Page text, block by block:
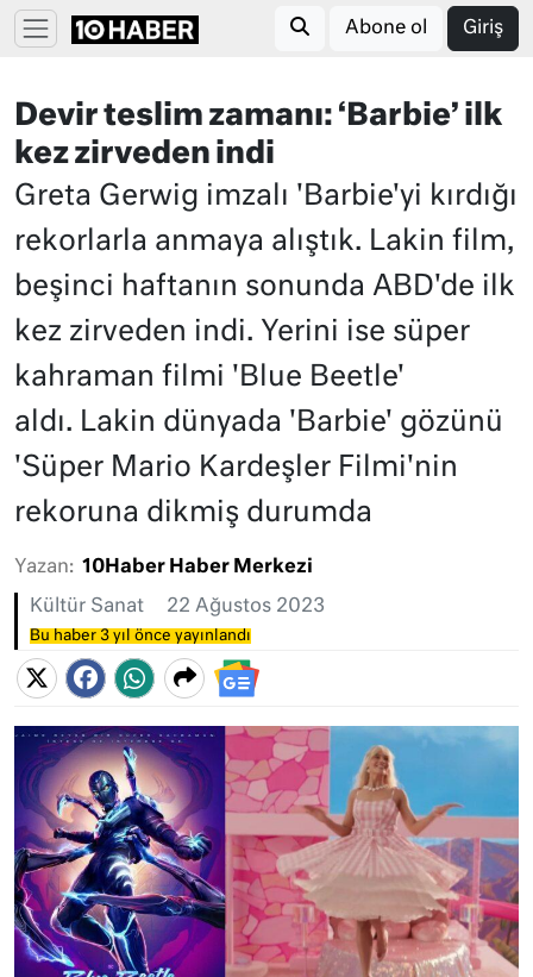
Abone ol Giriş
Devir teslim zamanı: ‘Barbie’ ilk
kez zirveden indi
Greta Gerwig imzalı 'Barbie'yi kırdığı
rekorlarla anmaya alıştık. Lakin film,
beşinci haftanın sonunda ABD'de ilk
kez zirveden indi. Yerini ise süper
kahraman filmi 'Blue Beetle'
aldı. Lakin dünyada 'Barbie' gözünü
'Süper Mario Kardeşler Filmi'nin
rekoruna dikmiş durumda
Yazan: 10Haber Haber Merkezi
Kültür Sanat 22 Ağustos 2023
Bu haber 3 yıl önce yayınlandı